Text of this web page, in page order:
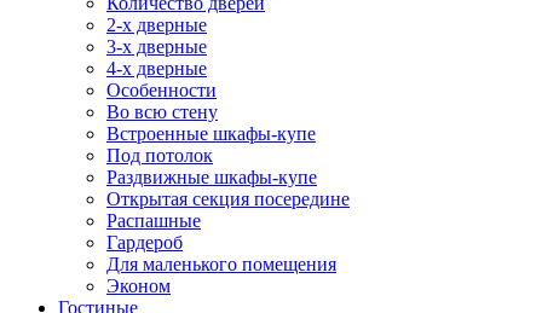
2-х дверные
3-х дверные
4-х дверные
Особенности
Во всю стену
Встроенные шкафы-купе
Под потолок
Раздвижные шкафы-купе
Открытая секция посередине
Распашные
Гардероб
Для маленького помещения
Эконом
Гостиные